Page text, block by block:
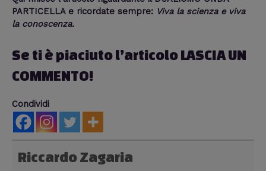
PARTICELLA e ricordate sempre: Viva la scienza e viva
la conoscenza.
Se ti è piaciuto l’articolo LASCIA UN
COMMENTO!
Condividi
Riccardo Zagaria